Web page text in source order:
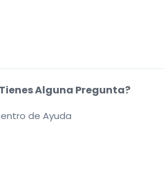
Alguna Pregunta?
de Ayuda